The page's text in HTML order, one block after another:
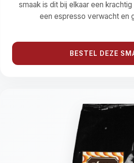
smaak is dit bij elkaar een
een espresso verwacht en
BESTEL DEZE